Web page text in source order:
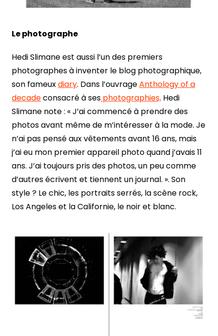
Le photographe
Hedi Slimane est aussi l’un des premiers
photographes à inventer le blog photographique,
son fameuxdiary. Dans l’ouvrageAnthology of a
decadeconsacré à sesphotographies,Hedi
Slimane note : « J’ai commencé à prendre des
photos avant même de m’intéresser à la mode. Je
n’ai pas pensé aux vêtements avant 16 ans, mais
j’ai eu mon premier appareil photo quand j’avais 11
ans. J’ai toujours pris des photos, un peu comme
d’autres écrivent et tiennent un journal. ». Son
style ? Le chic, les portraits serrés, la scène rock,
Los Angeles et la Californie, le noir et blanc.